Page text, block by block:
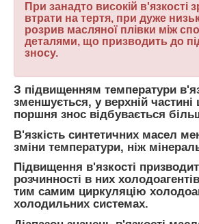
При занадто високій в'язкості
втрати на тертя, при дуже
розрив масляної плівки між
деталями, що призводить до
зносу.
З підвищенням температури
зменшується, у верхній частині
поршня знос відбувається
В'язкість синтетичних масел
зміни температури, ніж
Підвищення в'язкості
розчинності в них
тим самим циркуляцію
холодильних системах.